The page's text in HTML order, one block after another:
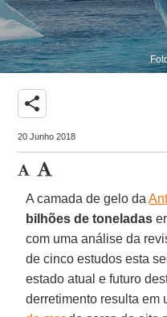
share
20 Junho 2018
A camada de gelo da
bilhões de toneladas
com uma análise da
de cinco estudos esta
estado atual e futuro
derretimento resulta em